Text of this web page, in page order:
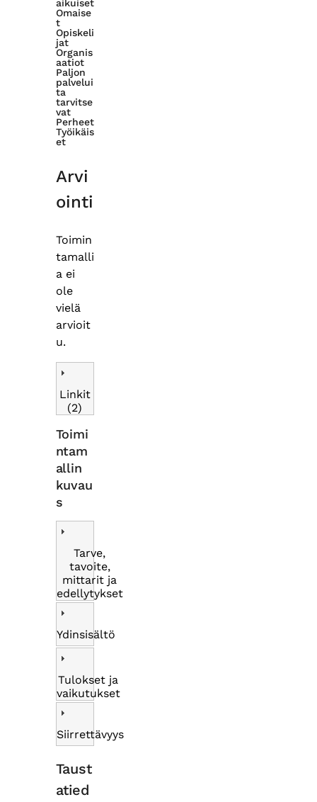
aikuiset
Omaise
t
Opiskeli
jat
Organis
aatiot
Paljon
palvelui
ta
tarvitse
vat
Perheet
Työikäis
et
Arvi
ointi
Toimin
tamalli
a ei
ole
vielä
arvioit
u.
Linkit
(2)
Toimi
ntam
allin
kuvau
s
Tarve,
tavoite,
mittarit ja
edellytykset
Ydinsisältö
Tulokset ja
vaikutukset
Siirrettävyys
Taust
atied